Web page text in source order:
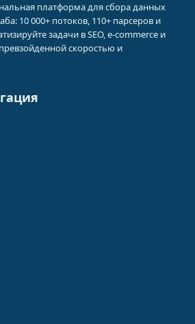
платформа для сбора данных
10 000+ потоков, 110+ парсеров и
задачи в SEO, e-commerce и
скоростью и